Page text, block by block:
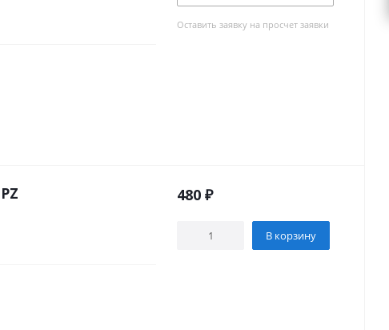
Оставить заявку на просчет заявки
480 ₽
В корзину